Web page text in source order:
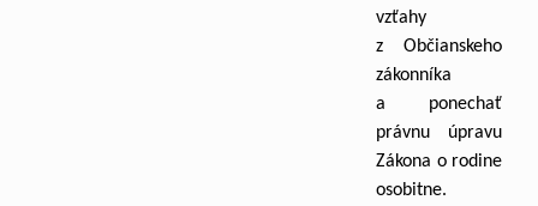
vzťahy
z Občianskeho
zákonníka
a ponechať
právnu úpravu
Zákona o rodine
osobitne.